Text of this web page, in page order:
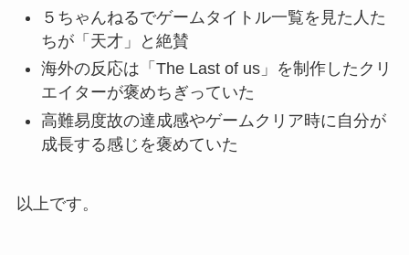
５ちゃんねるでゲームタイトル一覧を見た人た
ちが「天才」と絶賛
海外の反応は「The Last of us」を制作したクリ
エイターが褒めちぎっていた
高難易度故の達成感やゲームクリア時に自分が
成長する感じを褒めていた
以上です。